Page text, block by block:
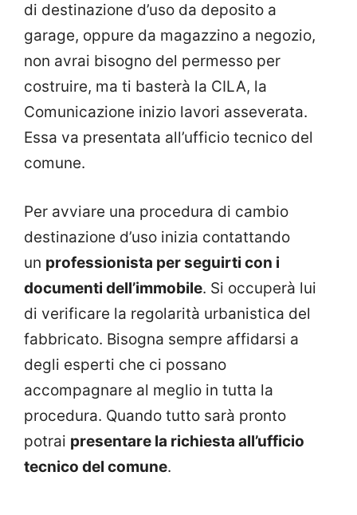
di destinazione d’uso da deposito a
garage, oppure da magazzino a negozio,
non avrai bisogno del permesso per
costruire, ma ti basterà la CILA, la
Comunicazione inizio lavori asseverata.
Essa va presentata all’ufficio tecnico del
comune.
Per avviare una procedura di cambio
destinazione d’uso inizia contattando
un professionista per seguirti con i
documenti dell’immobile. Si occuperà lui
di verificare la regolarità urbanistica del
fabbricato. Bisogna sempre affidarsi a
degli esperti che ci possano
accompagnare al meglio in tutta la
procedura. Quando tutto sarà pronto
potrai presentare la richiesta all’ufficio
tecnico del comune.